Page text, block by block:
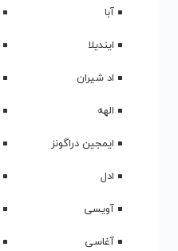
آبا
ایندیلا
اد شیران
الهه
ایمجین دراگونز
ادل
آویسی
آغاسی